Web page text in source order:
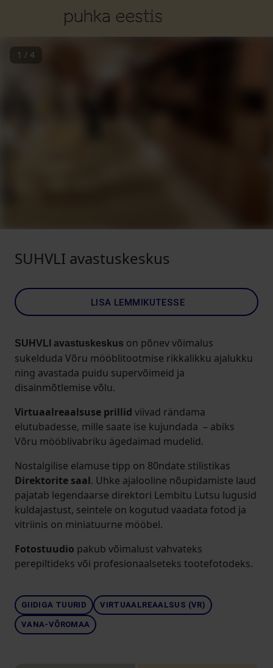
1 / 4
SUHVLI avastuskeskus
LISA LEMMIKUTESSE
SUHVLI avastuskeskus on põnev võimalus
sukelduda Võru mööblitootmise rikkalikku ajalukku
ning avastada puidu supervõimeid ja
disainmõtlemise võlu.
Virtuaalreaalsuse prillid viivad rändama
elutubadesse, mille saate ise kujundada – abiks
Võru mööblivabriku ägedaimad mudelid.
Nostalgilise elamuse tipp on 80ndate stilistikas
Direktorite saal. Uhke ajalooline nõupidamiste laud
pajatab legendaarse direktori Lembitu Lutsu lugusid
kuldajastust, seintele on kogutud vaadata fotod ja
vitriinis on miniatuurne mööbel.
Fotostuudio pakub võimalust vahvateks
perepiltideks või profesionaalseteks tootefotodeks.
GIIDIGA TUURID VIRTUAALREAALSUS (VR)
VANA-VÕROMAA